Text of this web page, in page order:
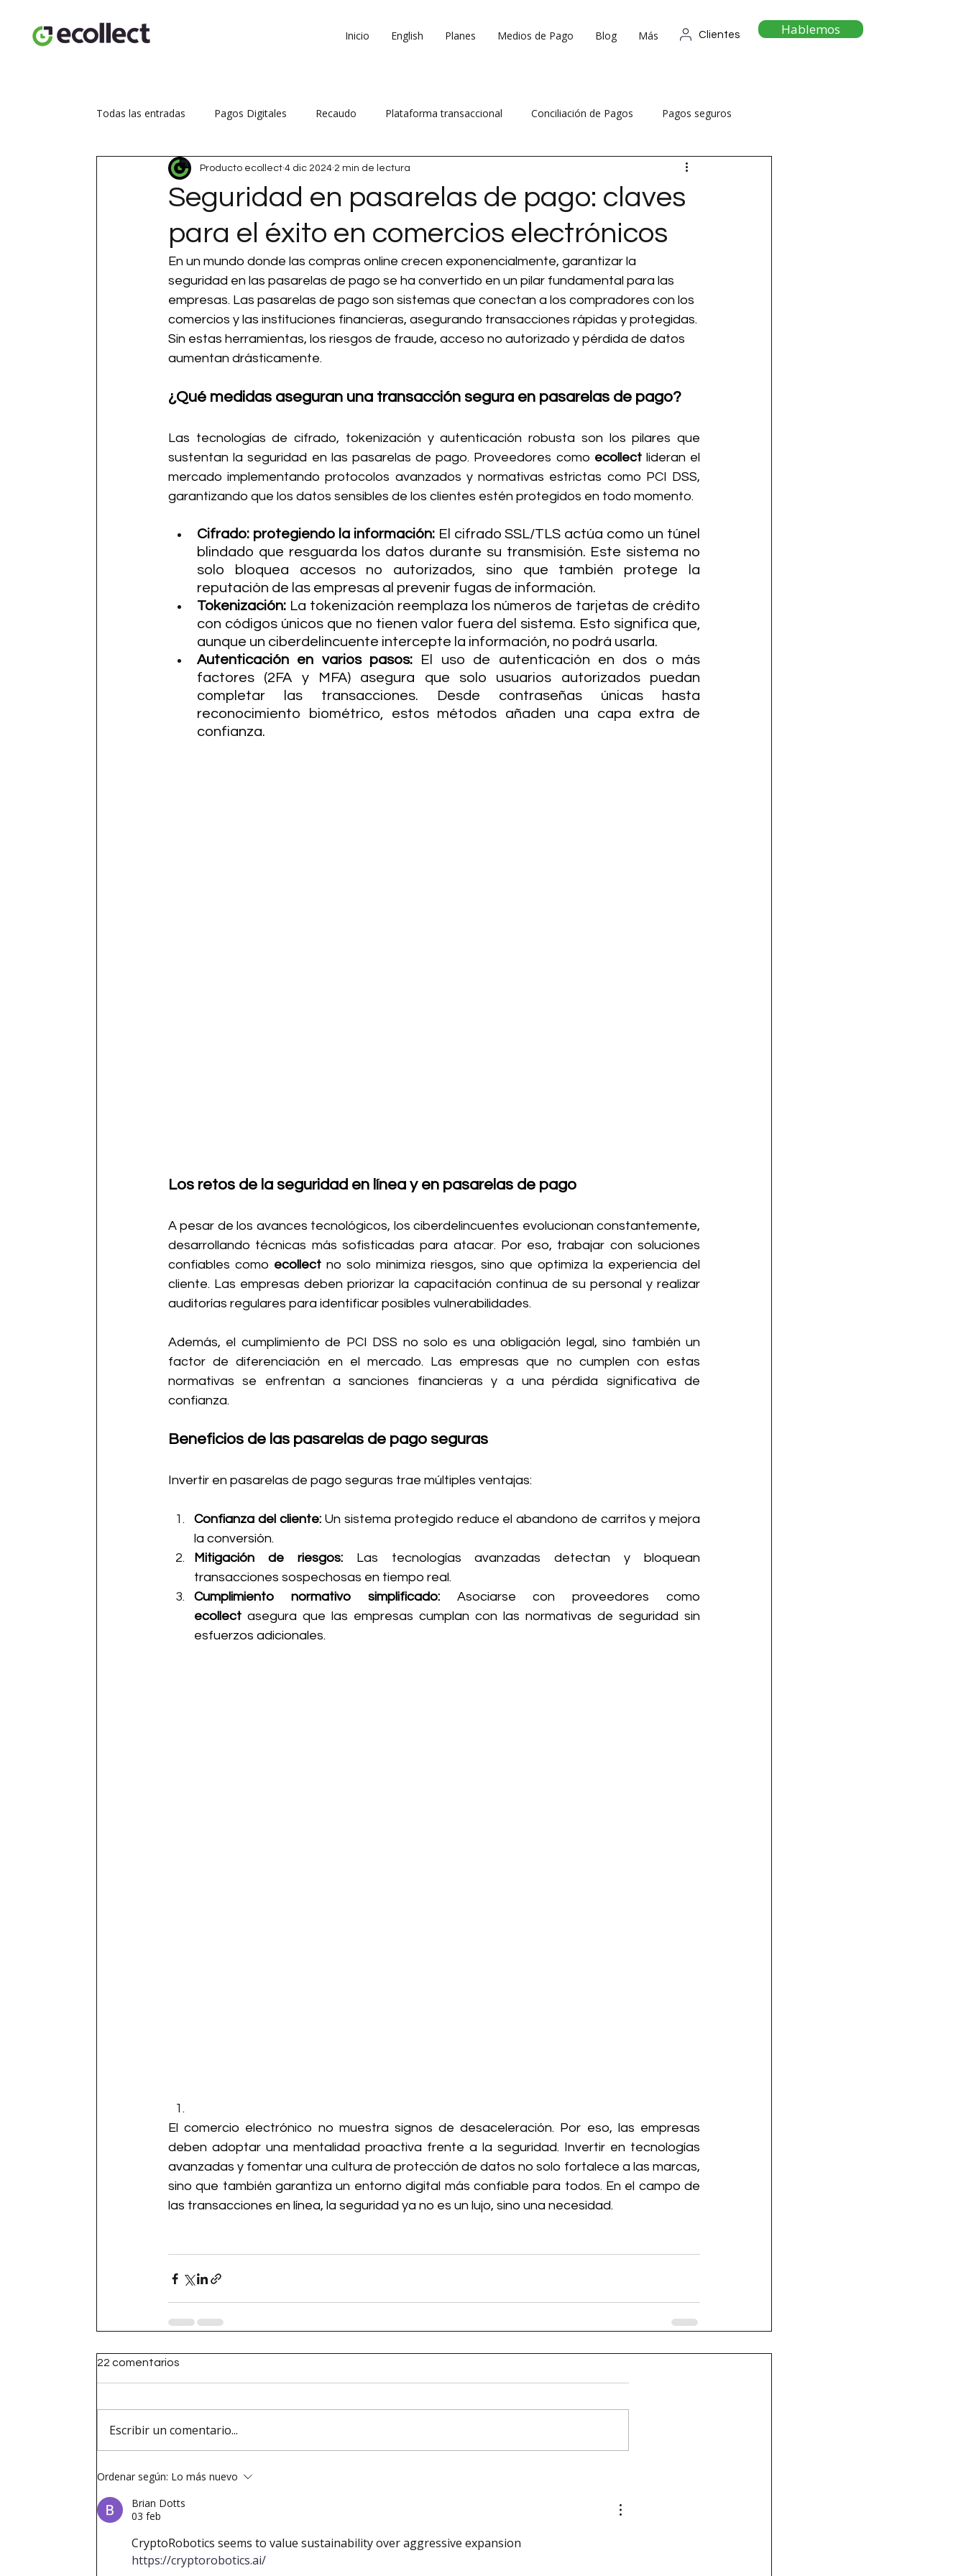
Inicio English Planes Medios de Pago Blog Más Clientes Hablemos
Todas las entradas Pagos Digitales Recaudo Plataforma transaccional Conciliación de Pagos Pagos seguros
Seguridad transaccional Aumenta tus ventas Reduce costos operativos
Seguridad en pasarelas de pago: claves
para el éxito en comercios electrónicos
Producto ecollect 4 dic 2024 2 min de lectura
En un mundo donde las compras online crecen exponencialmente, garantizar la
seguridad en las pasarelas de pago se ha convertido en un pilar fundamental para las
empresas. Las pasarelas de pago son sistemas que conectan a los compradores con los
comercios y las instituciones financieras, asegurando transacciones rápidas y protegidas.
Sin estas herramientas, los riesgos de fraude, acceso no autorizado y pérdida de datos
aumentan drásticamente.
¿Qué medidas aseguran una transacción segura en pasarelas de pago?
Las tecnologías de cifrado, tokenización y autenticación robusta son los pilares que
sustentan la seguridad en las pasarelas de pago. Proveedores como ecollect lideran el
mercado implementando protocolos avanzados y normativas estrictas como PCI DSS,
garantizando que los datos sensibles de los clientes estén protegidos en todo momento.
Cifrado: protegiendo la información: El cifrado SSL/TLS actúa como un túnel
blindado que resguarda los datos durante su transmisión. Este sistema no
solo bloquea accesos no autorizados, sino que también protege la
reputación de las empresas al prevenir fugas de información.
Tokenización: La tokenización reemplaza los números de tarjetas de crédito
con códigos únicos que no tienen valor fuera del sistema. Esto significa que,
aunque un ciberdelincuente intercepte la información, no podrá usarla.
Autenticación en varios pasos:
El uso de autenticación en dos o más
factores (2FA y MFA) asegura que solo usuarios autorizados puedan
completar las transacciones. Desde contraseñas únicas hasta
reconocimiento biométrico, estos métodos añaden una capa extra de
confianza.
Los retos de la seguridad en línea y en pasarelas de pago
A pesar de los avances tecnológicos, los ciberdelincuentes evolucionan constantemente,
desarrollando técnicas más sofisticadas para atacar. Por eso, trabajar con soluciones
confiables como ecollect no solo minimiza riesgos, sino que optimiza la experiencia del
cliente. Las empresas deben priorizar la capacitación continua de su personal y realizar
auditorías regulares para identificar posibles vulnerabilidades.
Además, el cumplimiento de PCI DSS no solo es una obligación legal, sino también un
factor de diferenciación en el mercado. Las empresas que no cumplen con estas
normativas se enfrentan a sanciones financieras y a una pérdida significativa de
confianza.
Beneficios de las pasarelas de pago seguras
Invertir en pasarelas de pago seguras trae múltiples ventajas:
Confianza del cliente: Un sistema protegido reduce el abandono de carritos y mejora
la conversión.
Mitigación de riesgos: Las tecnologías avanzadas detectan y bloquean
transacciones sospechosas en tiempo real.
Cumplimiento normativo simplificado:
ecollect asegura que las empresas cumplan con las normativas de seguridad sin
esfuerzos adicionales.
El comercio electrónico no muestra signos de desaceleración. Por eso, las empresas
deben adoptar una mentalidad proactiva frente a la seguridad. Invertir en tecnologías
avanzadas y fomentar una cultura de protección de datos no solo fortalece a las marcas,
sino que también garantiza un entorno digital más confiable para todos. En el campo de
las transacciones en línea, la seguridad ya no es un lujo, sino una necesidad.
22 comentarios
Escribir un comentario...
Ordenar según: Lo más nuevo
Brian Dotts
03 feb
CryptoRobotics seems to value sustainability over aggressive expansion
https://cryptorobotics.ai/